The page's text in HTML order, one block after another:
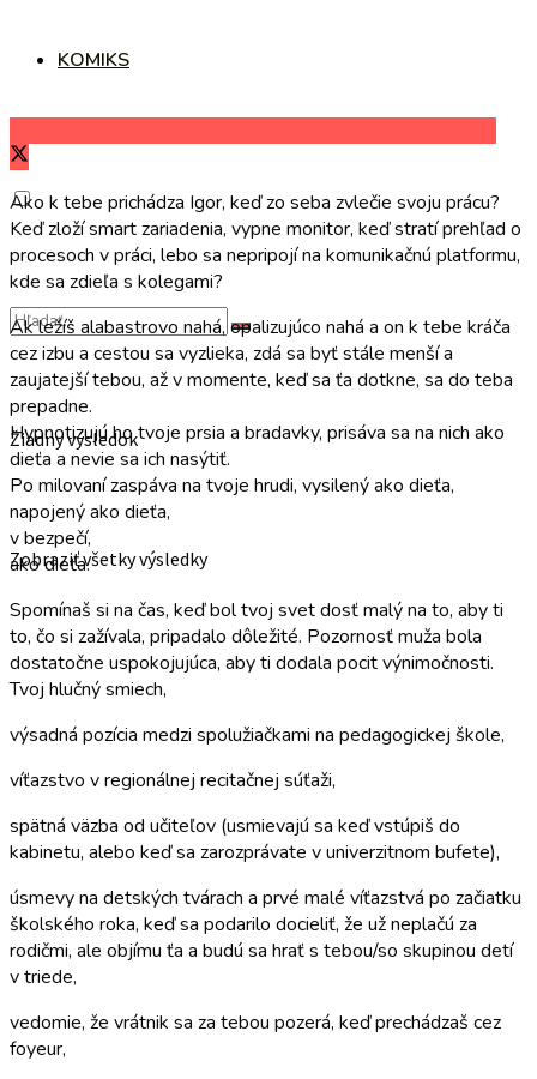
KOMIKS
Žiadny výsledok
Zobraziť všetky výsledky
Ako k tebe prichádza Igor, keď zo seba zvlečie svoju prácu?
Keď zloží smart zariadenia, vypne monitor, keď stratí prehľad o
procesoch v práci, lebo sa nepripojí na komunikačnú platformu,
kde sa zdieľa s kolegami?
Ak ležíš alabastrovo nahá, opalizujúco nahá a on k tebe kráča
cez izbu a cestou sa vyzlieka, zdá sa byť stále menší a
zaujatejší tebou, až v momente, keď sa ťa dotkne, sa do teba
prepadne.
Hypnotizujú ho tvoje prsia a bradavky, prisáva sa na nich ako
dieťa a nevie sa ich nasýtiť.
Po milovaní zaspáva na tvoje hrudi, vysilený ako dieťa,
napojený ako dieťa,
v bezpečí,
ako dieťa.
Spomínaš si na čas, keď bol tvoj svet dosť malý na to, aby ti
to, čo si zažívala, pripadalo dôležité. Pozornosť muža bola
dostatočne uspokojujúca, aby ti dodala pocit výnimočnosti.
Tvoj hlučný smiech,
výsadná pozícia medzi spolužiačkami na pedagogickej škole,
víťazstvo v regionálnej recitačnej súťaži,
spätná väzba od učiteľov (usmievajú sa keď vstúpiš do
kabinetu, alebo keď sa zarozprávate v univerzitnom bufete),
úsmevy na detských tvárach a prvé malé víťazstvá po začiatku
školského roka, keď sa podarilo docieliť, že už neplačú za
rodičmi, ale objímu ťa a budú sa hrať s tebou/so skupinou detí
v triede,
vedomie, že vrátnik sa za tebou pozerá, keď prechádzaš cez
foyeur,